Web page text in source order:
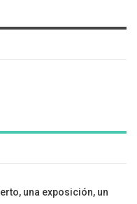
una exposición, un